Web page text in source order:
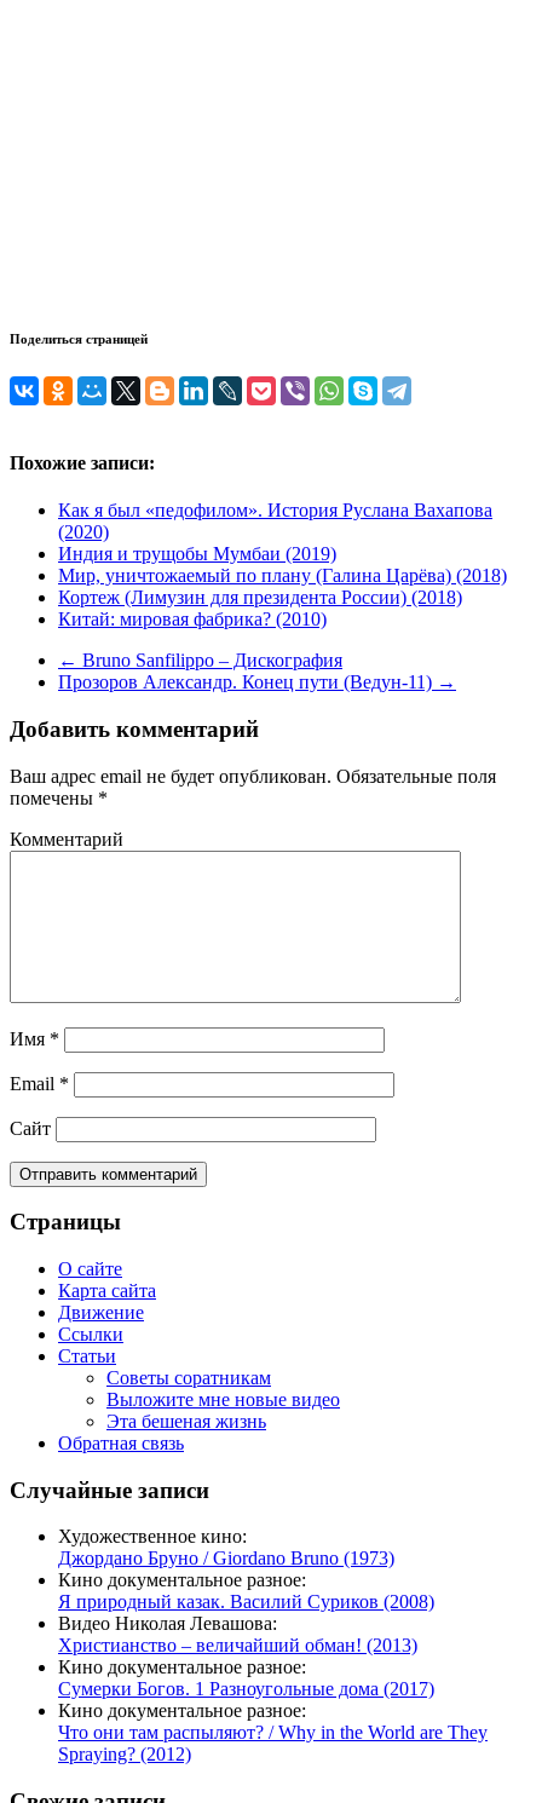
Поделиться страницей
Похожие записи:
Как я был «педофилом». История Руслана Вахапова
(2020)
Индия и трущобы Мумбаи (2019)
Мир, уничтожаемый по плану (Галина Царёва) (2018)
Кортеж (Лимузин для президента России) (2018)
Китай: мировая фабрика? (2010)
← Bruno Sanfilippo – Дискография
Прозоров Александр. Конец пути (Ведун-11) →
Добавить комментарий
Ваш адрес email не будет опубликован. Обязательные поля
помечены *
Комментарий
Имя *
Email *
Сайт
Страницы
О сайте
Карта сайта
Движение
Ссылки
Статьи
Советы соратникам
Выложите мне новые видео
Эта бешеная жизнь
Обратная связь
Случайные записи
Художественное кино:
Джордано Бруно / Giordano Bruno (1973)
Кино документальное разное:
Я природный казак. Василий Суриков (2008)
Видео Николая Левашова:
Христианство – величайший обман! (2013)
Кино документальное разное:
Сумерки Богов. 1 Разноугольные дома (2017)
Кино документальное разное:
Что они там распыляют? / Why in the World are They
Spraying? (2012)